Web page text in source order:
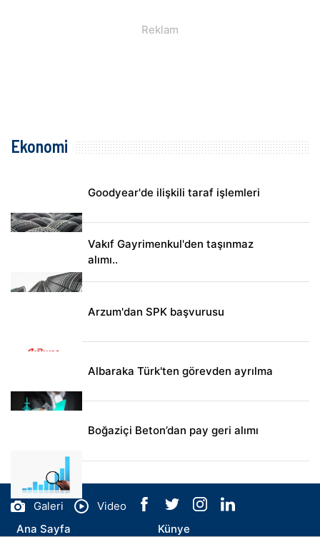
Ekonomi
Goodyear'de ilişkili taraf işlemleri
Vakıf Gayrimenkul'den taşınmaz
alımı..
Arzum'dan SPK başvurusu
Albaraka Türk'ten görevden ayrılma
Boğaziçi Beton’dan pay geri alımı
Galeri
Video
Ana Sayfa
Künye